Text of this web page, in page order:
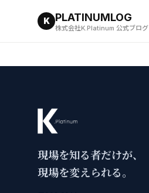
K PLATINUMLOG
株式会社K.Platinum 公式ブログ
現場を知る者だけが、
現場を変えられる。